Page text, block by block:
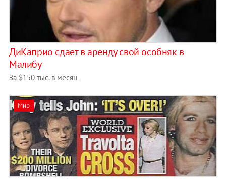
ДиКаприо сдает в аренду свой особняк в
Малибу
За $150 тыс. в месяц
Мир